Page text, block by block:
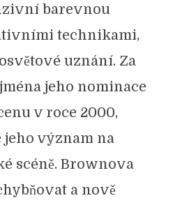
barevnou
technikami,
uznání. Za
jeho nominace
v roce 2000,
význam na
scéně. Brownova
a nově